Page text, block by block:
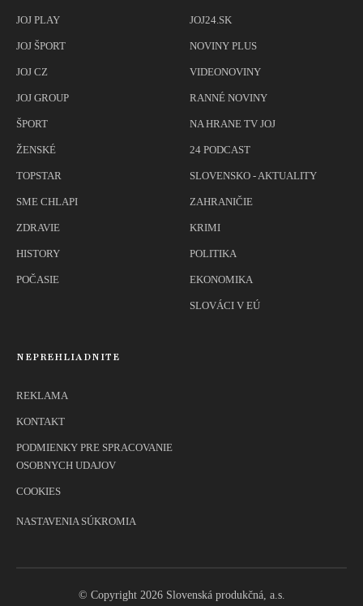
JOJ PLAY
JOJ ŠPORT
JOJ CZ
JOJ GROUP
ŠPORT
ŽENSKÉ
TOPSTAR
SME CHLAPI
ZDRAVIE
HISTORY
POČASIE
JOJ24.SK
NOVINY PLUS
VIDEONOVINY
RANNÉ NOVINY
NA HRANE TV JOJ
24 PODCAST
SLOVENSKO - AKTUALITY
ZAHRANIČIE
KRIMI
POLITIKA
EKONOMIKA
SLOVÁCI V EÚ
NEPREHLIADNITE
REKLAMA
KONTAKT
PODMIENKY PRE SPRACOVANIE
OSOBNYCH UDAJOV
COOKIES
NASTAVENIA SÚKROMIA
© Copyright 2026 Slovenská produkčná, a.s.